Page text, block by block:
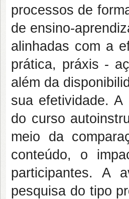
processos de
de ensino-
alinhadas com a
prática, práxis -
além da
sua efetividade.
do curso
meio da
conteúdo, o
participantes. A
pesquisa do tipo